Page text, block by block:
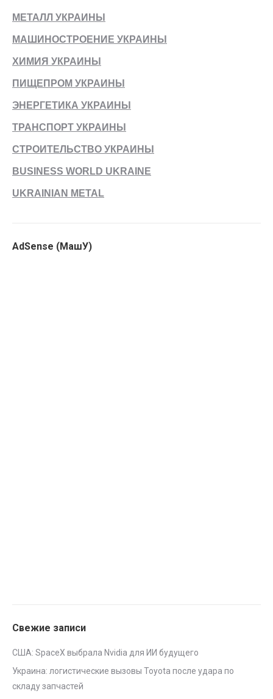
МЕТАЛЛ УКРАИНЫ
МАШИНОСТРОЕНИЕ УКРАИНЫ
ХИМИЯ УКРАИНЫ
ПИЩЕПРОМ УКРАИНЫ
ЭНЕРГЕТИКА УКРАИНЫ
ТРАНСПОРТ УКРАИНЫ
СТРОИТЕЛЬСТВО УКРАИНЫ
BUSINESS WORLD UKRAINE
UKRAINIAN METAL
AdSense (МашУ)
Свежие записи
США: SpaceX выбрала Nvidia для ИИ будущего
Украина: логистические вызовы Toyota после удара по
складу запчастей